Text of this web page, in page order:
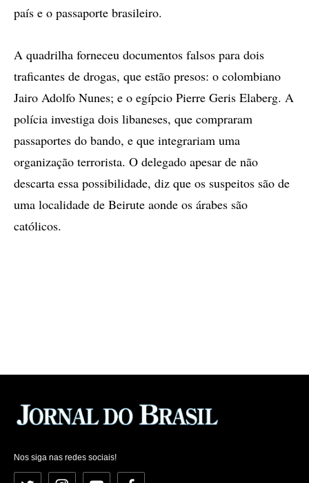
país e o passaporte brasileiro.
A quadrilha forneceu documentos falsos para dois
traficantes de drogas, que estão presos: o colombiano
Jairo Adolfo Nunes; e o egípcio Pierre Geris Elaberg. A
polícia investiga dois libaneses, que compraram
passaportes do bando, e que integrariam uma
organização terrorista. O delegado apesar de não
descarta essa possibilidade, diz que os suspeitos são de
uma localidade de Beirute aonde os árabes são
católicos.
Nos siga nas redes sociais!